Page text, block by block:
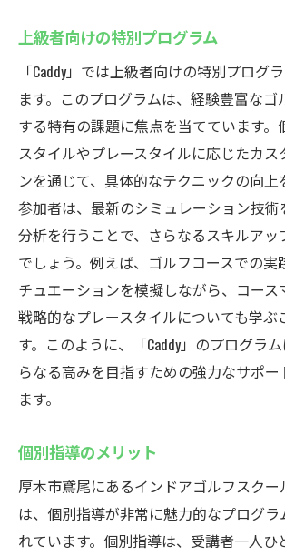
上級者向けの特別プログラム
「Caddy」では上級者向けの特別プログ
ます。このプログラムは、経験豊富なゴ
する特有の課題に焦点を当てています。
スタイルやプレースタイルに応じたカス
ンを通じて、具体的なテクニックの向上
参加者は、最新のシミュレーション技
分析を行うことで、さらなるスキルアッ
でしょう。例えば、ゴルフコースでの実
チュエーションを模擬しながら、コース
戦略的なプレースタイルについても学ぶ
す。このように、「Caddy」のプログラ
らなる高みを目指すための強力なサポ
ます。
個別指導のメリット
厚木市鳶尾にあるインドアゴルフスクー
は、個別指導が非常に魅力的なプログラ
れています。個別指導は、受講者一人ひ